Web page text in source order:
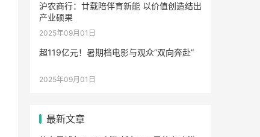
沪农商行：廿载陪伴育新能 以价值创造结出
产业硕果
2025年09月01日
超119亿元！暑期档电影与观众“双向奔赴”
2025年09月01日
最新文章